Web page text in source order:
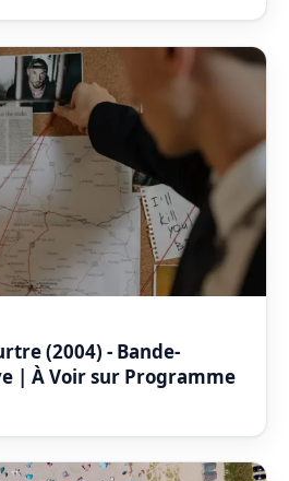
(2004) - Bande-
| À Voir sur Programme